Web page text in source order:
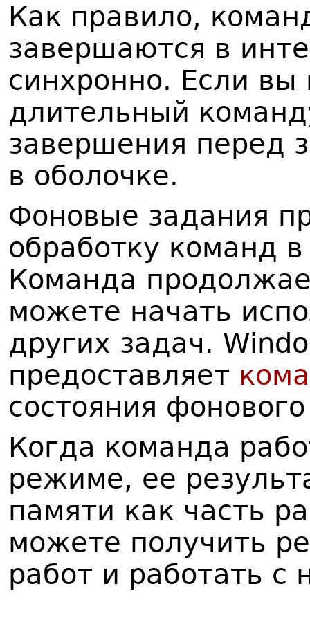
Как правило,
завершаются в
синхронно. Если вы
длительный
завершения перед
в оболочке.
Фоновые задания
обработку команд
Команда
можете начать
других задач.
предоставляет
состояния
Когда команда
режиме, ее
памяти как часть
можете получить
работ и работать с